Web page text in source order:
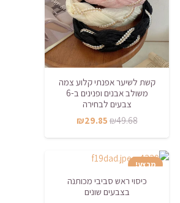
קשת לשיער אפנתי קלוע צמה
משולב אבנים ופנינים ב-6
צבעים לבחירה
₪49.68
המחיר
המקורי
₪29.85
הנוכחי
מבצע!
כיסוי ראש סביבי מכותנה
בצבעים שונים